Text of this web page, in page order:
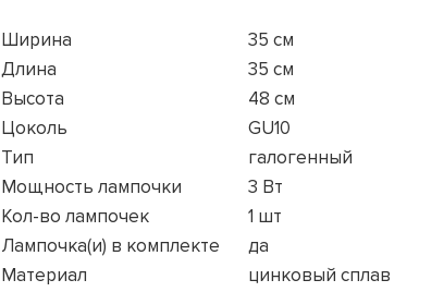
Ширина
35 см
Длина
35 см
Высота
48 см
Цоколь
GU10
Тип
галогенный
Мощность лампочки
3 Вт
Кол-во лампочек
1 шт
Лампочка(и) в комплекте
да
Материал
цинковый сплав